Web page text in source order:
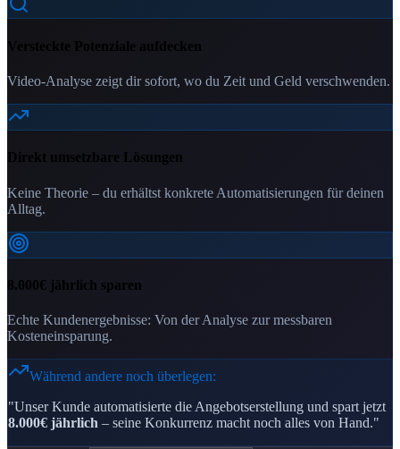
Versteckte Potenziale aufdecken
Video-Analyse zeigt dir sofort, wo du Zeit und Geld verschwenden.
Direkt umsetzbare Lösungen
Keine Theorie – du erhältst konkrete Automatisierungen für deinen
Alltag.
8.000€ jährlich sparen
Echte Kundenergebnisse: Von der Analyse zur messbaren
Kosteneinsparung.
Während andere noch überlegen:
"Unser Kunde automatisierte die Angebotserstellung und spart jetzt
8.000€ jährlich – seine Konkurrenz macht noch alles von Hand."